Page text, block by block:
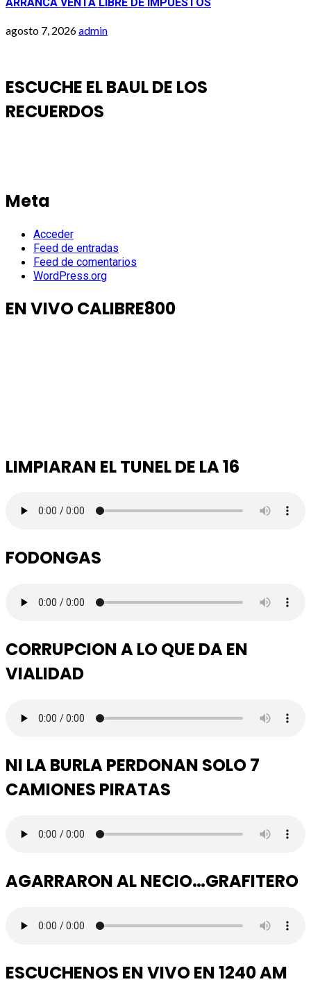
agosto 7, 2026admin
ESCUCHE EL BAUL DE LOS
RECUERDOS
Meta
Acceder
Feed de entradas
Feed de comentarios
WordPress.org
EN VIVO CALIBRE800
LIMPIARAN EL TUNEL DE LA 16
FODONGAS
CORRUPCION A LO QUE DA EN
VIALIDAD
NI LA BURLA PERDONAN SOLO 7
CAMIONES PIRATAS
AGARRARON AL NECIO…GRAFITERO
ESCUCHENOS EN VIVO EN 1240 AM